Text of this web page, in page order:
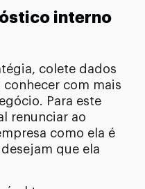
interno
colete dados
com mais
Para este
renunciar ao
como ela é
que ela